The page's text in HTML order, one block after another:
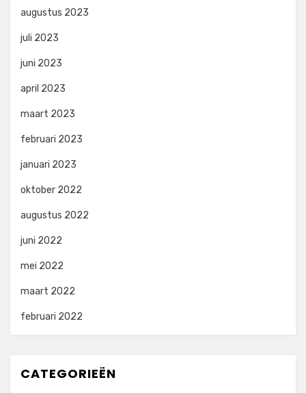
augustus 2023
juli 2023
juni 2023
april 2023
maart 2023
februari 2023
januari 2023
oktober 2022
augustus 2022
juni 2022
mei 2022
maart 2022
februari 2022
CATEGORIEËN